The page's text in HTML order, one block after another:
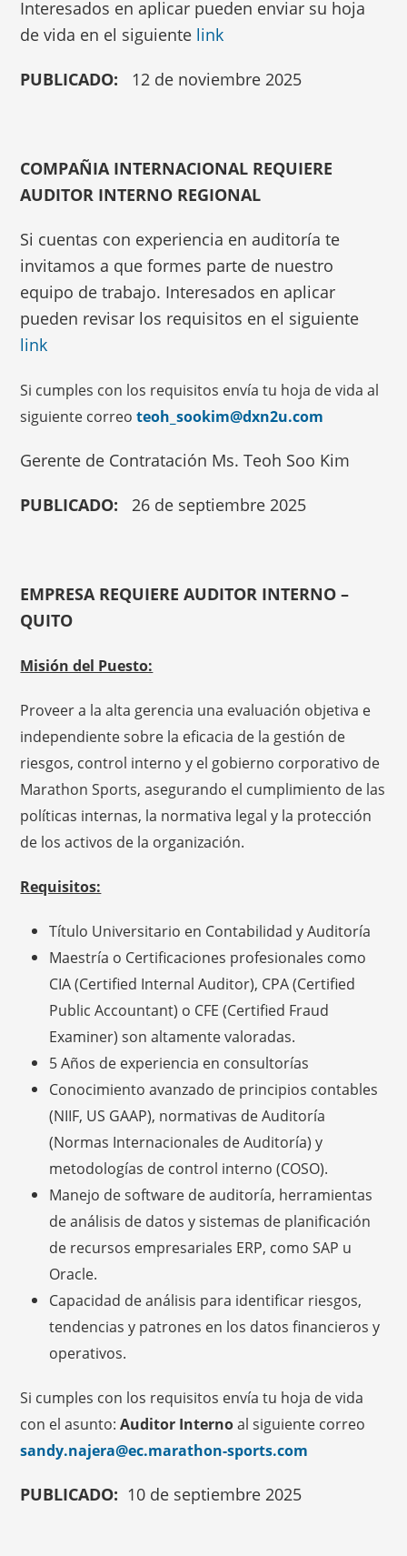
Interesados en aplicar pueden enviar su hoja
de vida en el siguiente link
PUBLICADO: 12 de noviembre 2025
COMPAÑIA INTERNACIONAL REQUIERE
AUDITOR INTERNO REGIONAL
Si cuentas con experiencia en auditoría te
invitamos a que formes parte de nuestro
equipo de trabajo. Interesados en aplicar
pueden revisar los requisitos en el siguiente
link
Si cumples con los requisitos envía tu hoja de vida al
siguiente correoteoh_sookim@dxn2u.com
Gerente de Contratación Ms. Teoh Soo Kim
PUBLICADO: 26 de septiembre 2025
EMPRESA REQUIERE AUDITOR INTERNO –
QUITO
Misión del Puesto:
Proveer a la alta gerencia una evaluación objetiva e
independiente sobre la eficacia de la gestión de
riesgos, control interno y el gobierno corporativo de
Marathon Sports, asegurando el cumplimiento de las
políticas internas, la normativa legal y la protección
de los activos de la organización.
Requisitos:
Título Universitario en Contabilidad y Auditoría
Maestría o Certificaciones profesionales como
CIA (Certified Internal Auditor), CPA (Certified
Public Accountant) o CFE (Certified Fraud
Examiner) son altamente valoradas.
5 Años de experiencia en consultorías
Conocimiento avanzado de principios contables
(NIIF, US GAAP), normativas de Auditoría
(Normas Internacionales de Auditoría) y
metodologías de control interno (COSO).
Manejo de software de auditoría, herramientas
de análisis de datos y sistemas de planificación
de recursos empresariales ERP, como SAP u
Oracle.
Capacidad de análisis para identificar riesgos,
tendencias y patrones en los datos financieros y
operativos.
Si cumples con los requisitos envía tu hoja de vida
con el asunto:Auditor Internoal siguiente correo
sandy.najera@ec.marathon-sports.com
PUBLICADO: 10 de septiembre 2025